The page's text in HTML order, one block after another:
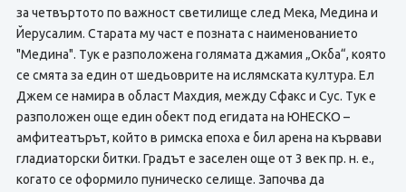
за четвъртото по важност светилище след Мека, Медина и
Йерусалим. Старата му част е позната с наименованието
"Медина". Тук е разположена голямата джамия „Окба“, която
се смята за един от шедьоврите на ислямската култура. Ел
Джем се намира в област Махдия, между Сфакс и Сус. Тук е
разположен още един обект под егидата на ЮНЕСКО –
амфитеатърът, който в римска епоха е бил арена на кървави
гладиаторски битки. Градът е заселен още от 3 век пр. н. е.,
когато се оформило пуническо селище. Започва да